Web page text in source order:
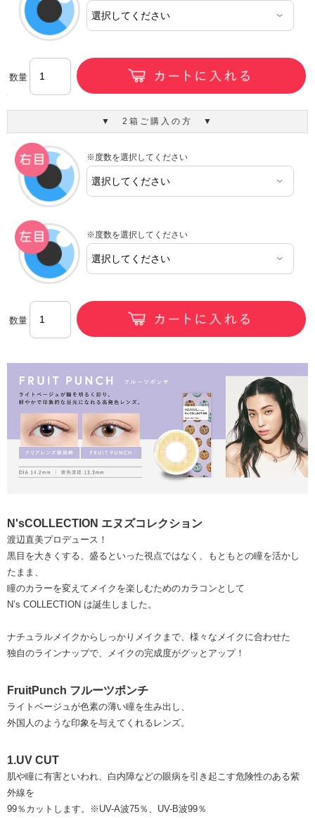
数量
▼ 2箱ご購入の方 ▼
※度数を選択してください
※度数を選択してください
数量
N'sCOLLECTION エヌズコレクション
渡辺直美プロデュース！
黒目を大きくする、盛るといった視点ではなく、もともとの瞳を活かし
たまま、
瞳のカラーを変えてメイクを楽しむためのカラコンとして
N’s COLLECTION は誕生しました。
ナチュラルメイクからしっかりメイクまで、様々なメイクに合わせた
独自のラインナップで、メイクの完成度がグッとアップ！
FruitPunch フルーツポンチ
ライトベージュが色素の薄い瞳を生み出し、
外国人のような印象を与えてくれるレンズ。
1.UV CUT
肌や瞳に有害といわれ、白内障などの眼病を引き起こす危険性のある紫
外線を
99％カットします。※UV-A波75％、UV-B波99％